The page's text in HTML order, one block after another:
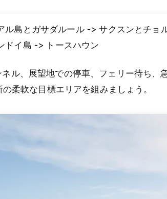
ル島とガサダルール -> サクスンとチョ
ドイ島 -> トースハウン
ル、展望地での停車、フェリー待ち、
柔軟な目標エリアを組みましょう。